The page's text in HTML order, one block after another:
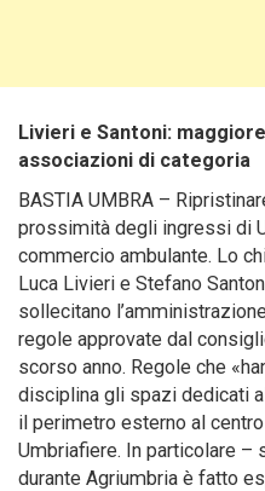
Livieri e Santoni:
associazioni di categoria
BASTIA UMBRA –
prossimità degli ingressi di
commercio ambulante. Lo
Luca Livieri e Stefano
sollecitano
regole approvate dal
scorso anno. Regole che
disciplina gli spazi dedicati
il perimetro esterno al
Umbriafiere. In particolare –
durante Agriumbria è fatto